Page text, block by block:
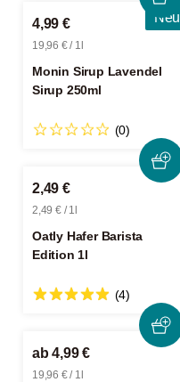
Neu
4,99 €
19,96 € / 1l
Monin Sirup Lavendel
Sirup 250ml
(0)
2,49 €
2,49 € / 1l
Oatly Hafer Barista
Edition 1l
(4)
ab 4,99 €
19,96 € / 1l